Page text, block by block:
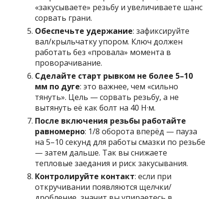
«закусываете» резьбу и увеличиваете шанс
сорвать грани.
Обеспечьте удержание: зафиксируйте
вал/крыльчатку упором. Ключ должен
работать без «провала» момента в
проворачивание.
Сделайте старт рывком не более 5–10
мм по дуге: это важнее, чем «сильно
тянуть». Цель — сорвать резьбу, а не
вытянуть её как болт на 40 Н·м.
После включения резьбы работайте
равномерно: 1/8 оборота вперёд — пауза
на 5–10 секунд для работы смазки по резьбе
— затем дальше. Так вы снижаете
тепловые заедания и риск закусывания.
Контролируйте контакт: если при
откручивании появляются щелчки/